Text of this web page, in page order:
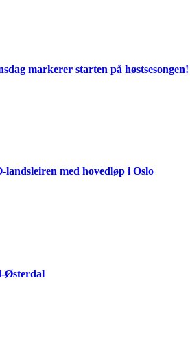
markerer starten på høstsesongen!
med hovedløp i Oslo
Østerdal